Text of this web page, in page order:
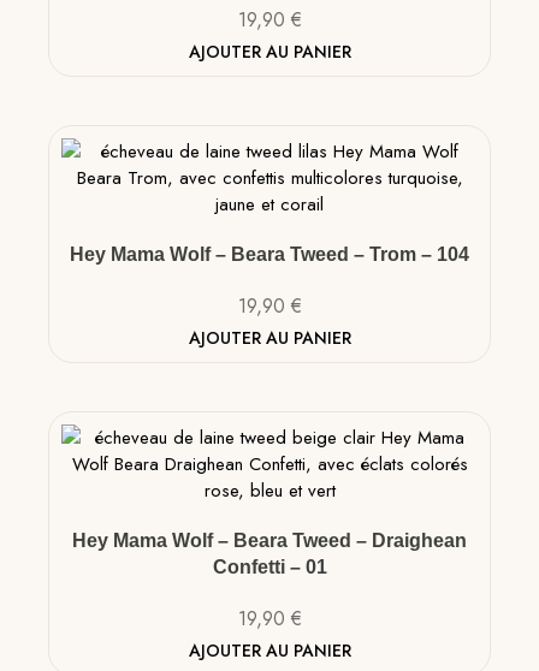
19,90 €
AJOUTER AU PANIER
Hey Mama Wolf – Beara Tweed – Trom – 104
19,90 €
AJOUTER AU PANIER
Hey Mama Wolf – Beara Tweed – Draighean
Confetti – 01
19,90 €
AJOUTER AU PANIER